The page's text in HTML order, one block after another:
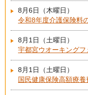
8月6日（木曜日）
令和8年度介護保険料
8月1日（土曜日）
宇都宮ウオーキング
8月1日（土曜日）
国民健康保険高額療